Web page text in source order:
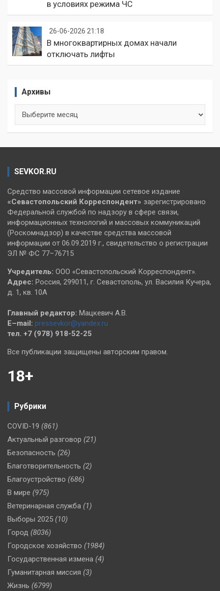
в условиях режима ЧС
26-06-2026 21:18
В многоквартирных домах начали
отключать лифты
Архивы
SEVKOR.RU
Средство массовой информации сетевое издание
«Севастопольский Корреспондент» зарегистрировано
Федеральной службой по надзору в сфере связи,
информационных технологий и массовых коммуникаций
(Роскомнадзор) в качестве средства массовой
информации от 06.09.2019 г., свидетельство о регистрации
ЭЛ № ФС 77–76715
Учредитель: ООО «Севастопольский Корреспондент».
Адрес: Россия, 299011, г. Севастополь, ул. Василия Кучера,
д. 1, кв. 10А
Главный редактор: Мацкевич А.В.
E–mail: pressevkor@yandex.ru
тел. +7 (978) 918-52-25
Все публикации защищены авторским правом.
18+
Рубрики
COVID-19 (861)
Актуальный разговор (21)
Безопасность (26)
Благотворительность (2)
Благоустройство (686)
В мире (975)
Ветеринарная служба (1)
Выборы 2025 (10)
Город (8036)
Городское хозяйство (1984)
Государственная измена (4)
Гуманитарная миссия (3)
Жизнь (6799)